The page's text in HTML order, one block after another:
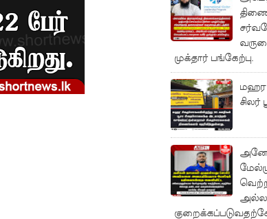
முக்தார் பங்கேற்பு.
மஹர
சிலர்